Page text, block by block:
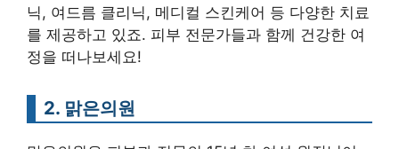
닉, 여드름 클리닉, 메디컬 스킨케어 등 다양한 치료
를 제공하고 있죠. 피부 전문가들과 함께 건강한 여
정을 떠나보세요!
2. 맑은의원